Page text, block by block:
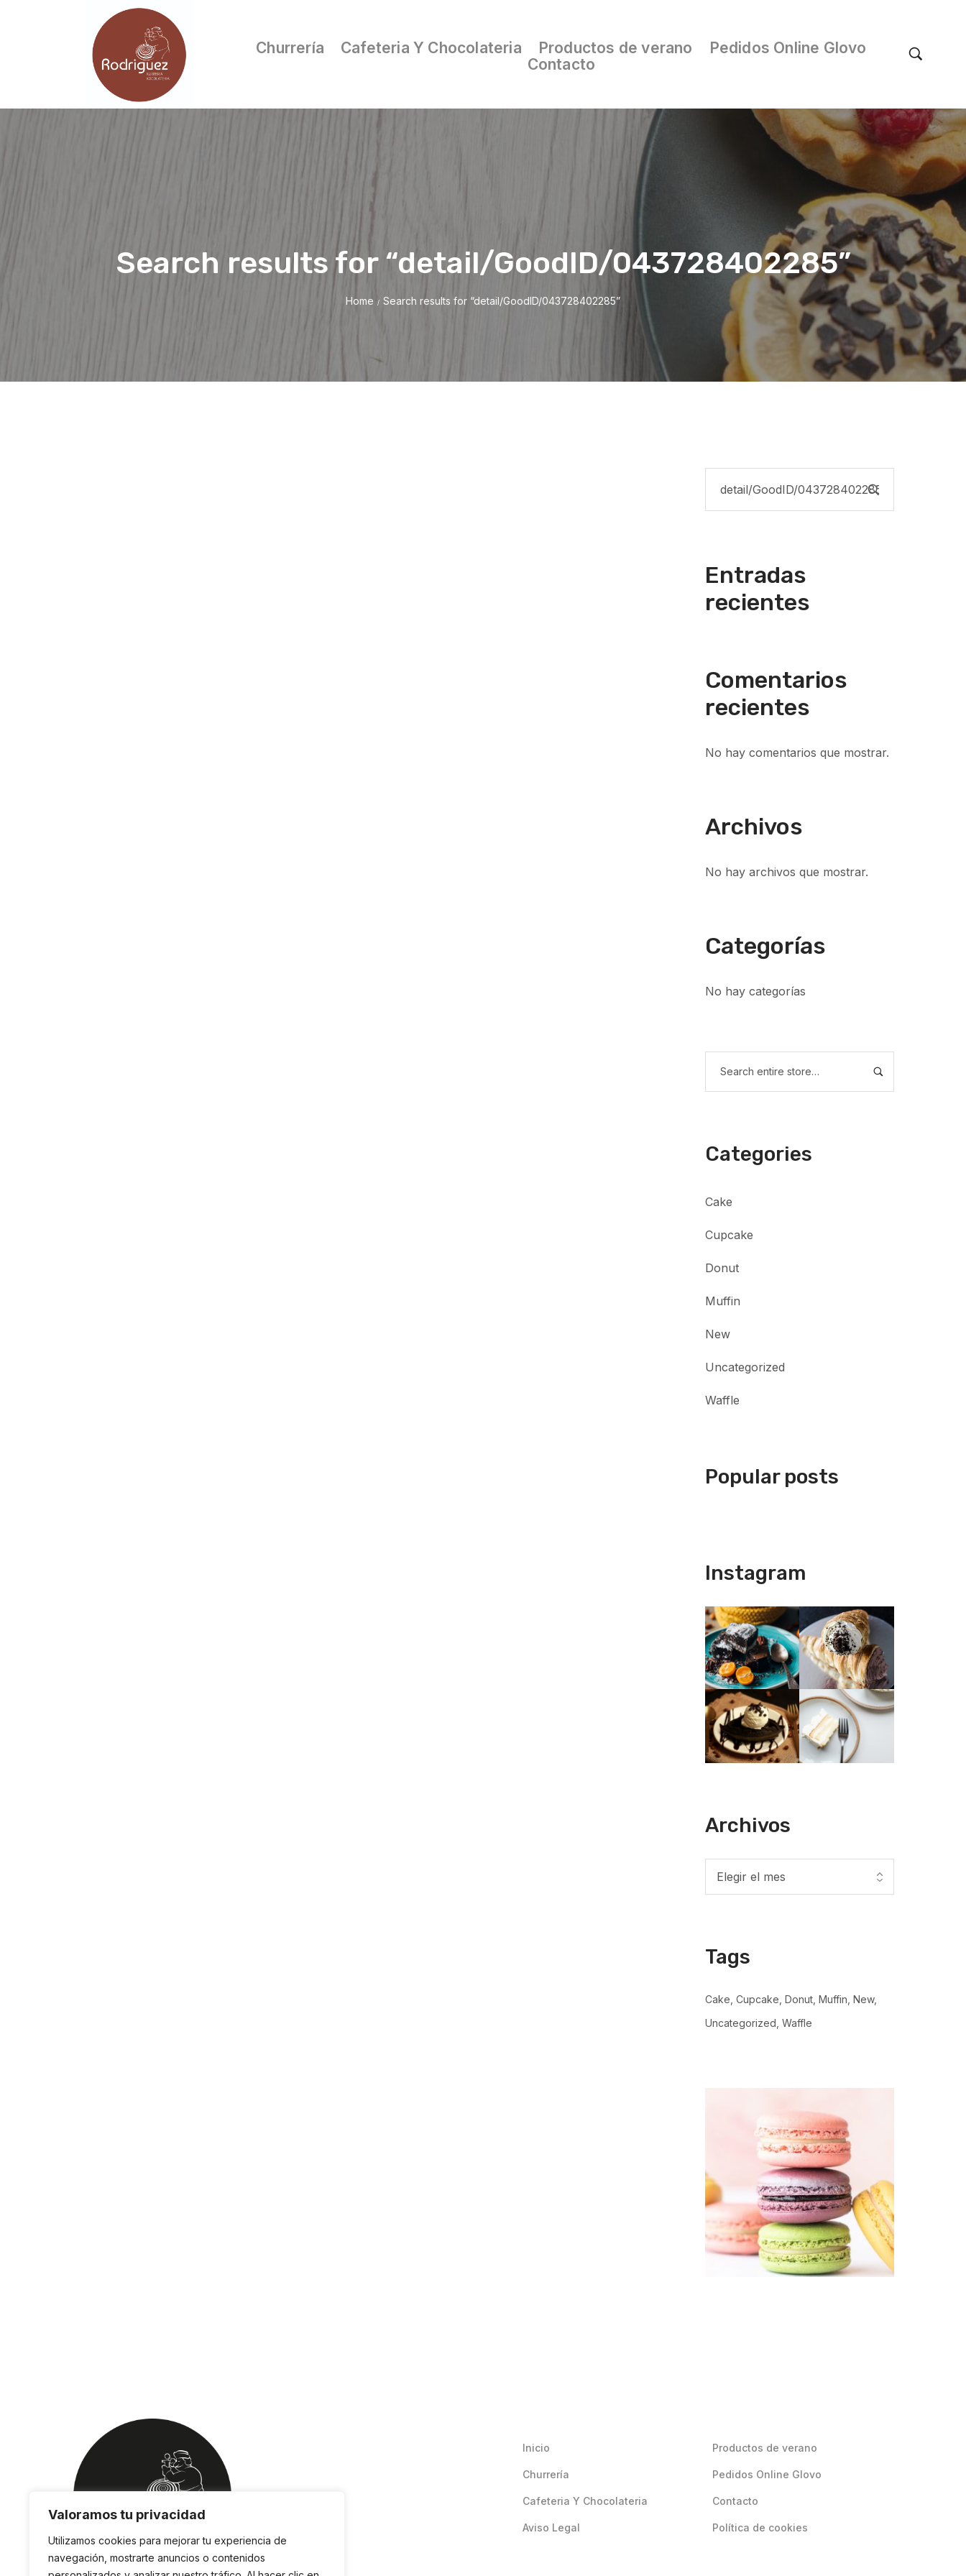
Valoramos tu privacidad
Utilizamos cookies para mejorar tu experiencia de
navegación, mostrarte anuncios o contenidos
Churrería Cafeteria Y Chocolateria Productos de verano
Pedidos Online Glovo
Contacto
Search results for “detail/GoodID/043728402285”
Home / Search results for “detail/GoodID/043728402285”
Entradas
recientes
Comentarios
recientes
No hay comentarios que mostrar.
Archivos
No hay archivos que mostrar.
Categorías
No hay categorías
Categories
Cake
Cupcake
Donut
Muffin
New
Uncategorized
Waffle
Popular posts
Instagram
Archivos
Tags
Cake Cupcake Donut Muffin New
Uncategorized Waffle
Inicio
Churrería
Cafeteria Y Chocolateria
Aviso Legal
Productos de verano
Pedidos Online Glovo
Contacto
Política de cookies